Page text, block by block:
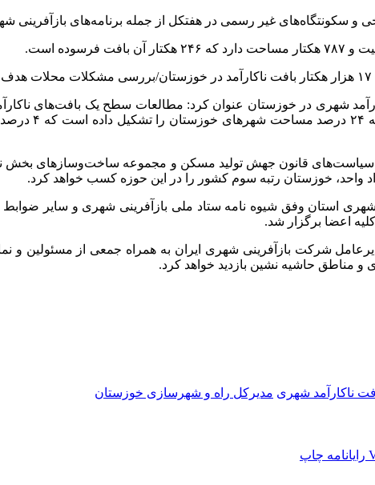
و سکونتگاه‌های غیر رسمی در هفتکل از جمله برنامه‌های
شهری در خوزستان عنوان کرد: مطالعات سطح یک بافت‌های
واحد، خوزستان رتبه سوم کشور را در این حوزه کسب خواهد کرد.
استان وفق شیوه نامه ستاد ملی بازآفرینی شهری و سایر ضوابط
اعضا برگزار شد.
شرکت بازآفرینی شهری ایران به همراه جمعی از مسئولین و
و مناطق حاشیه نشین بازدید خواهد کرد.
ناکارآمد شهری مدیرکل راه و شهرسازی خوزستان
رایانامه چاپ